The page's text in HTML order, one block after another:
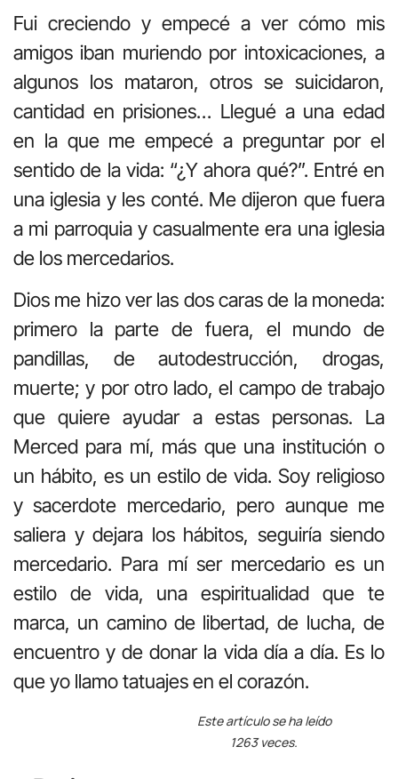
Fui creciendo y empecé a ver cómo mis
amigos iban muriendo por intoxicaciones, a
algunos los mataron, otros se suicidaron,
cantidad en prisiones… Llegué a una edad
en la que me empecé a preguntar por el
sentido de la vida: “¿Y ahora qué?”. Entré en
una iglesia y les conté. Me dijeron que fuera
a mi parroquia y casualmente era una iglesia
de los mercedarios.
Dios me hizo ver las dos caras de la moneda:
primero la parte de fuera, el mundo de
pandillas, de autodestrucción, drogas,
muerte; y por otro lado, el campo de trabajo
que quiere ayudar a estas personas. La
Merced para mí, más que una institución o
un hábito, es un estilo de vida. Soy religioso
y sacerdote mercedario, pero aunque me
saliera y dejara los hábitos, seguiría siendo
mercedario. Para mí ser mercedario es un
estilo de vida, una espiritualidad que te
marca, un camino de libertad, de lucha, de
encuentro y de donar la vida día a día. Es lo
que yo llamo tatuajes en el corazón.
Este artículo se ha leído
1263 veces.